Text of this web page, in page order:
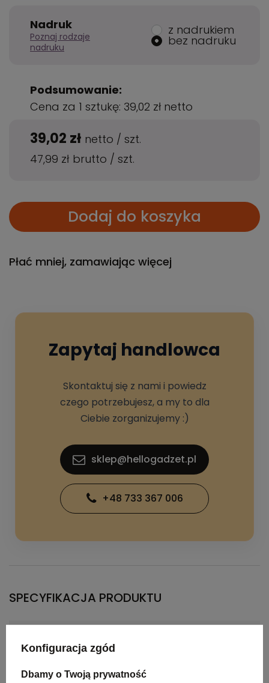
Nadruk
Poznaj rodzaje
nadruku
z nadrukiem
bez nadruku
Podsumowanie:
Cena za 1 sztukę: 39,02 zł netto
39,02 zł netto / szt.
47,99 zł brutto / szt.
Dodaj do koszyka
Płać mniej, zamawiając więcej
Zapytaj handlowca
Skontaktuj się z nami i powiedz
czego potrzebujesz, a my to dla
Ciebie zorganizujemy :)
sklep@hellogadzet.pl
+48 733 367 006
SPECYFIKACJA PRODUKTU
Materiał rPET
Konfiguracja zgód
Dbamy o Twoją prywatność